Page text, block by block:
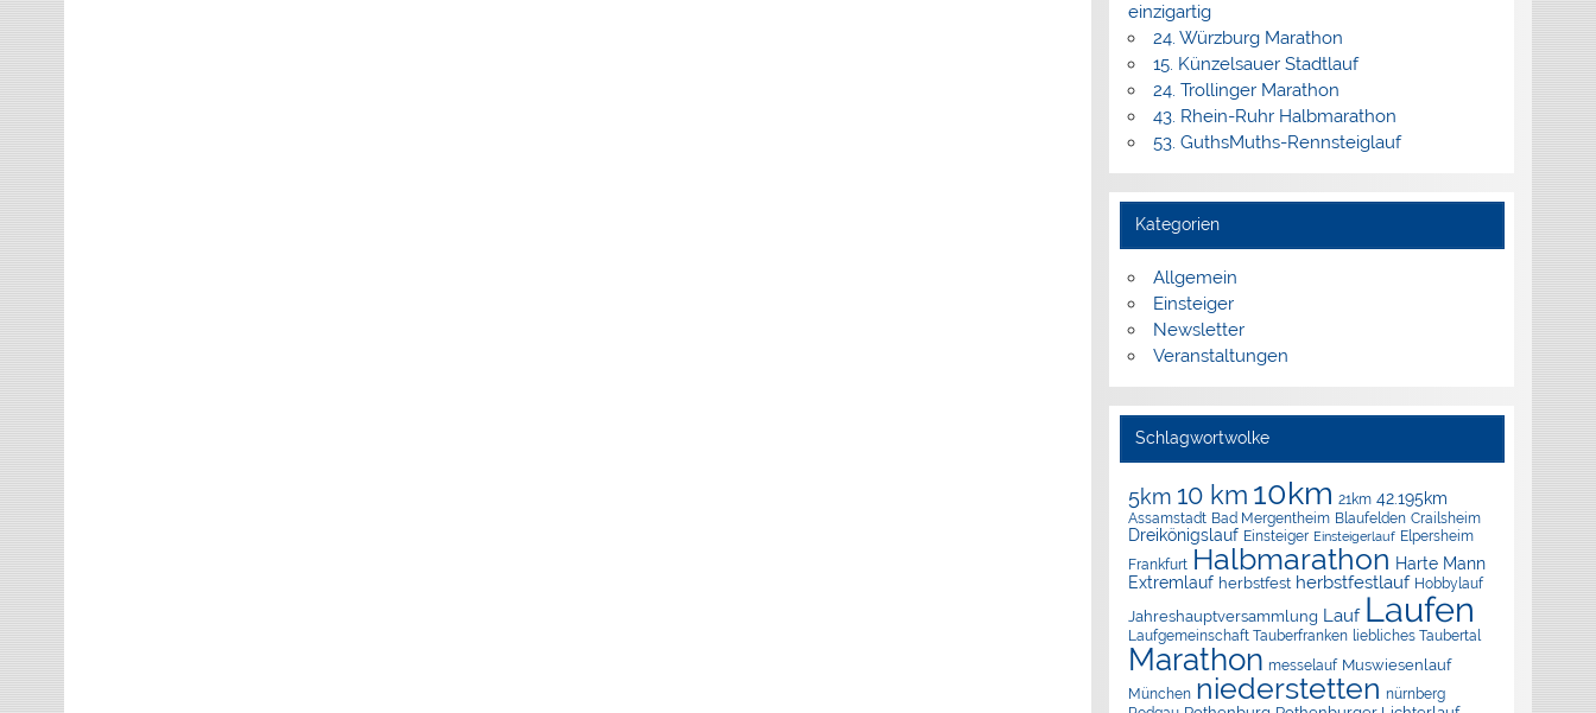
einzigartig
24. Würzburg Marathon
15. Künzelsauer Stadtlauf
24. Trollinger Marathon
43. Rhein-Ruhr Halbmarathon
53. GuthsMuths-Rennsteiglauf
Kategorien
Allgemein
Einsteiger
Newsletter
Veranstaltungen
Schlagwortwolke
5km 10 km 10km 21km 42.195km
Assamstadt Bad Mergentheim Blaufelden Crailsheim
Dreikönigslauf Einsteiger Einsteigerlauf Elpersheim
Frankfurt Halbmarathon Harte Mann
Extremlauf herbstfest herbstfestlauf Hobbylauf
Jahreshauptversammlung Lauf Laufen
Laufgemeinschaft Tauberfranken liebliches Taubertal
Marathon messelauf Muswiesenlauf
München niederstetten nürnberg